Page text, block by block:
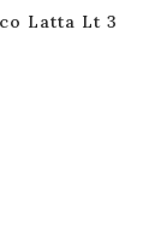
Latta Lt 3